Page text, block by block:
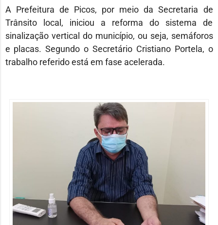
A Prefeitura de Picos, por meio da Secretaria de
Trânsito local, iniciou a reforma do sistema de
sinalização vertical do município, ou seja, semáforos
e placas. Segundo o Secretário Cristiano Portela, o
trabalho referido está em fase acelerada.